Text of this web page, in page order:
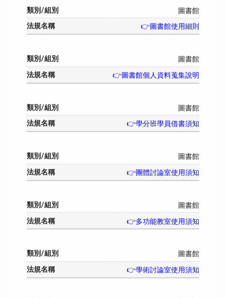
圖書館
👉圖書館使用細則
圖書館
👉圖書館個人資料蒐集說明
圖書館
👉學分班學員借書須知
圖書館
👉團體討論室使用須知
圖書館
👉多功能教室使用須知
圖書館
👉學術討論室使用須知